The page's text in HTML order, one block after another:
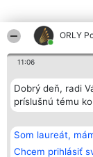
ORLY
11:06
Dobrý deň, radi
príslušnú tému
Som laureát,
Chcem prihlásiť
Organizátor
Bright Side Solutions sp.
o. sp. k.
Wrocław 50-079
KRS 0000749100 | Regon
381313360 | NIP